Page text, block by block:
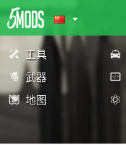
工具
武器
地图